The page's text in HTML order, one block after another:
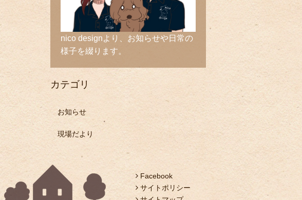
nico designより、お知らせや日常の
様子を綴ります。
カテゴリ
お知らせ
現場だより
Facebook
サイトポリシー